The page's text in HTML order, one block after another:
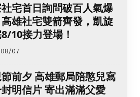
宅首日詢問破百人氣爆
雄社宅雙箭齊發，凱旋
10接力登場！
07
前夕 高雄郵局陪憨兒寫
明信片 寄出滿滿父愛